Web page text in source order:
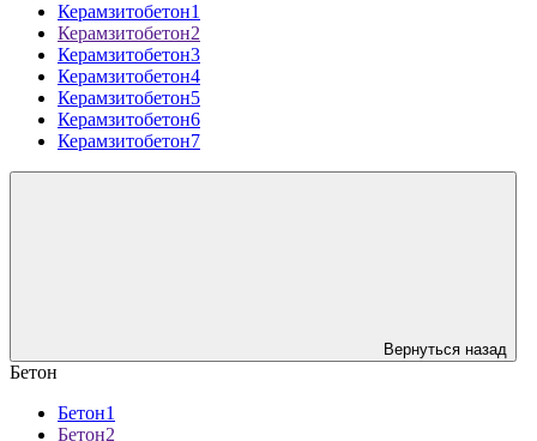
Керамзитобетон1
Керамзитобетон2
Керамзитобетон3
Керамзитобетон4
Керамзитобетон5
Керамзитобетон6
Керамзитобетон7
Вернуться назад
Бетон
Бетон1
Бетон2